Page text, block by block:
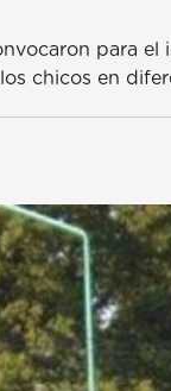
para
chicos en